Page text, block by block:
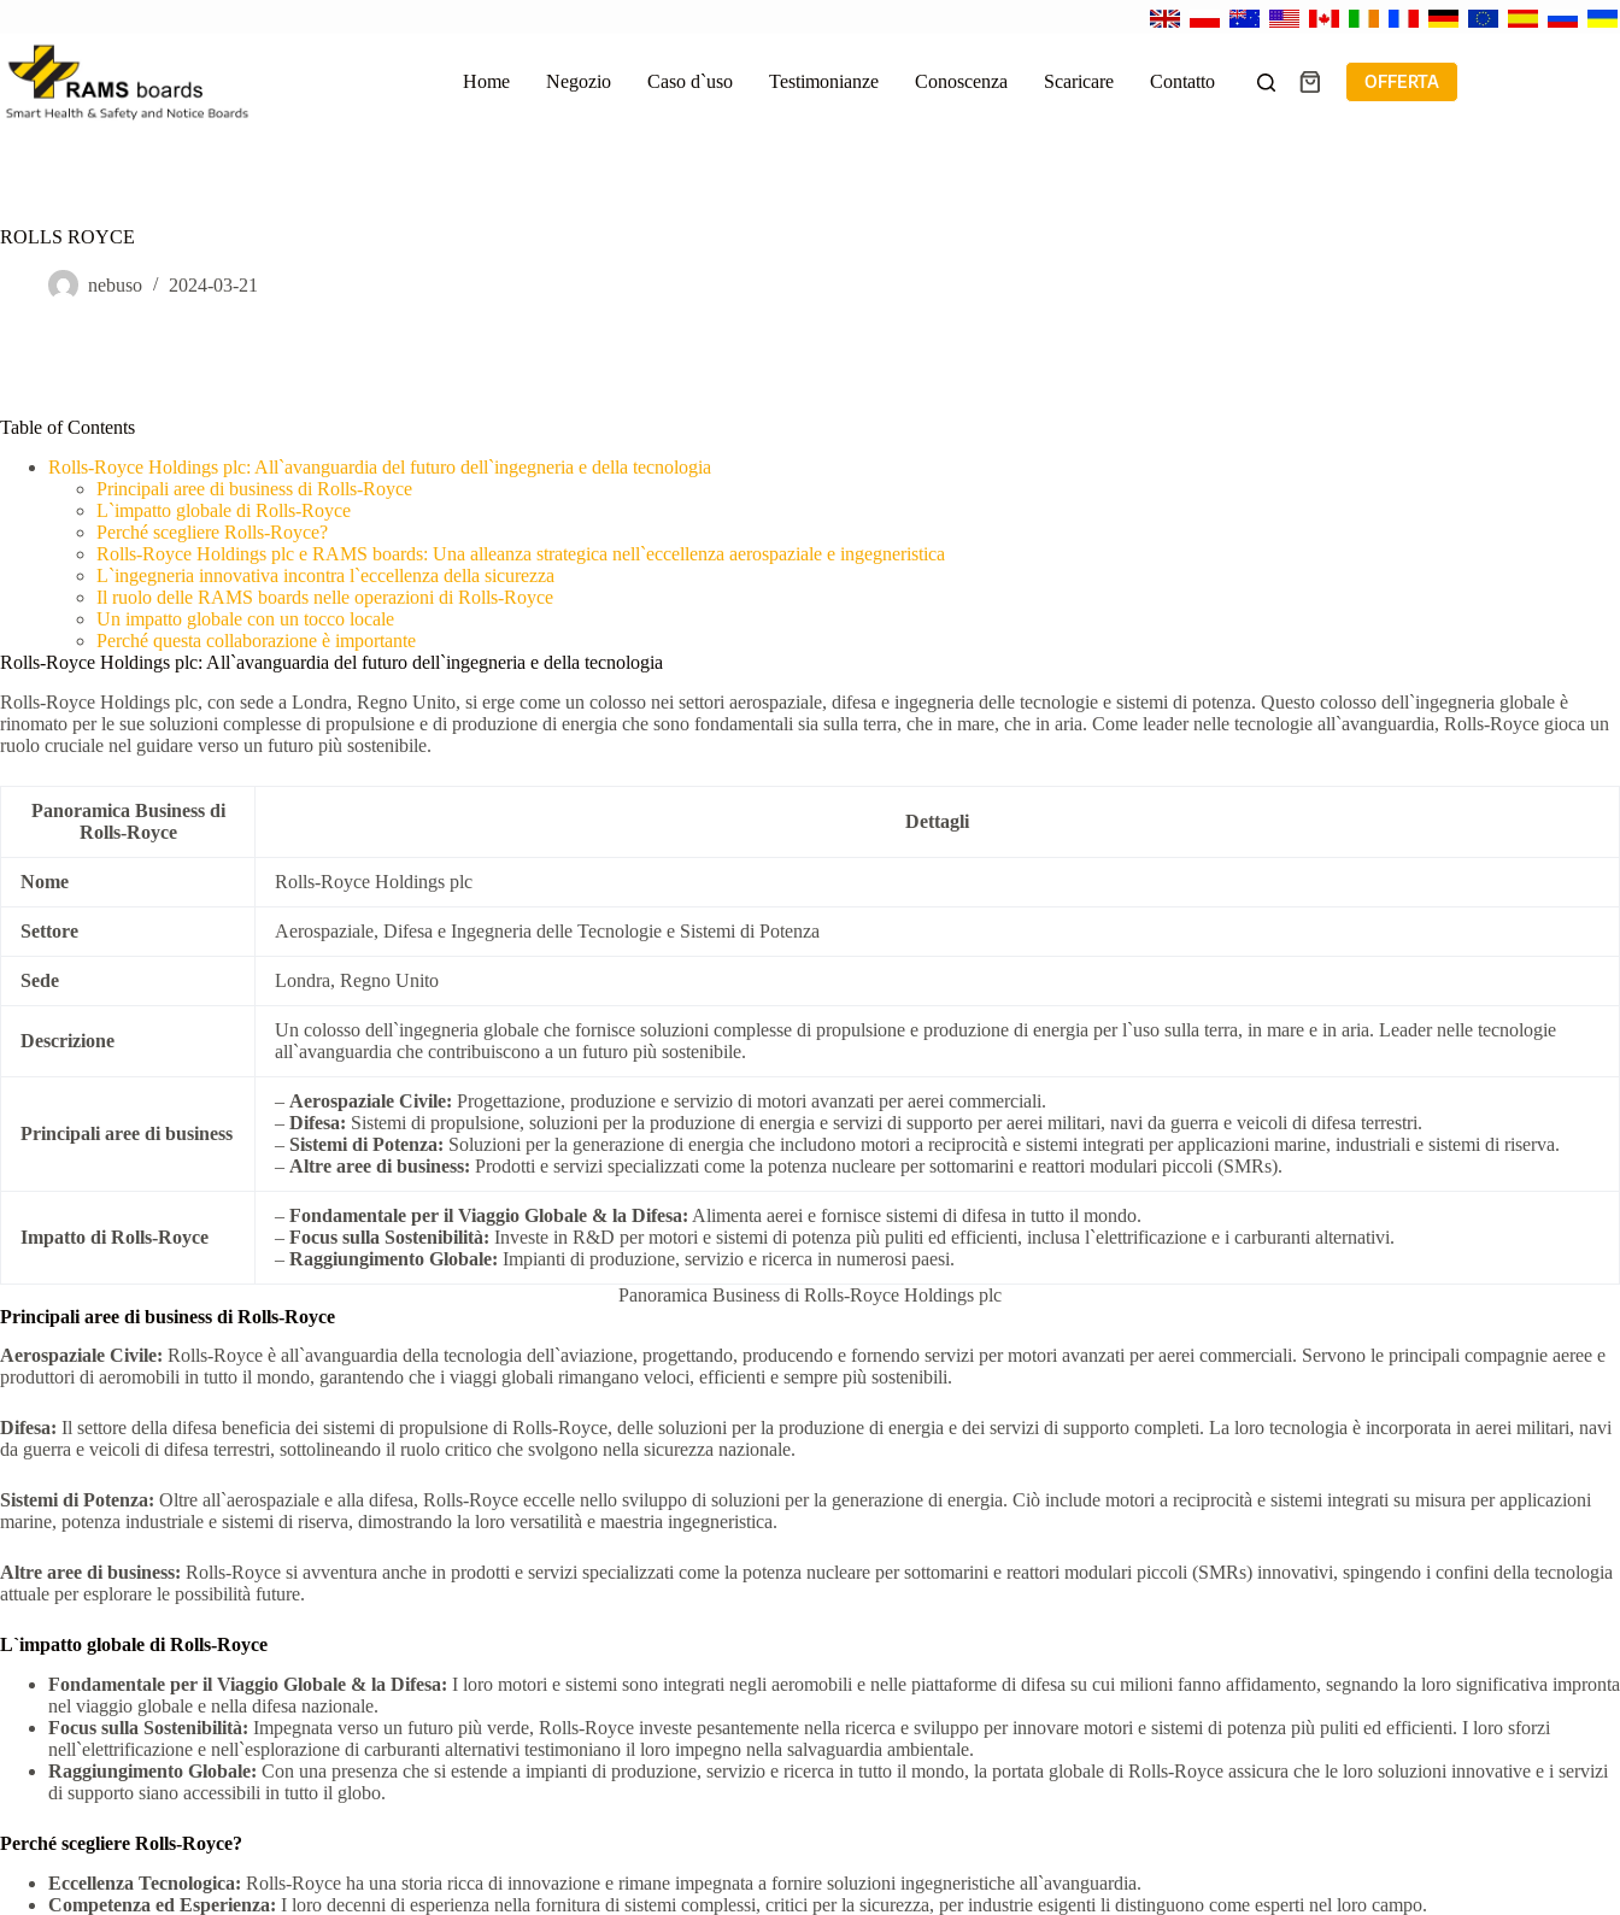
contenuto
Home
Negozio Caso d`uso Testimonianze Conoscenza Scaricare Contatto Carrello OFFERTA
ROLLS ROYCE
nebuso 2024-03-21
Table of Contents
Rolls-Royce Holdings plc: All`avanguardia del futuro dell`ingegneria e della tecnologia
Principali aree di business di Rolls-Royce
L`impatto globale di Rolls-Royce
Perché scegliere Rolls-Royce?
Rolls-Royce Holdings plc e RAMS boards: Una alleanza strategica nell`eccellenza aerospaziale e ingegneristica
L`ingegneria innovativa incontra l`eccellenza della sicurezza
Il ruolo delle RAMS boards nelle operazioni di Rolls-Royce
Un impatto globale con un tocco locale
Perché questa collaborazione è importante
Rolls-Royce Holdings plc: All`avanguardia del futuro dell`ingegneria e della tecnologia
Rolls-Royce Holdings plc, con sede a Londra, Regno Unito, si erge come un colosso nei settori aerospaziale, difesa e ingegneria delle tecnologie e sistemi di potenza. Questo colosso dell`ingegneria globale è
rinomato per le sue soluzioni complesse di propulsione e di produzione di energia che sono fondamentali sia sulla terra, che in mare, che in aria. Come leader nelle tecnologie all`avanguardia, Rolls-Royce gioca un
ruolo cruciale nel guidare verso un futuro più sostenibile.
Panoramica Business di
Rolls-Royce
Dettagli
Nome Rolls-Royce Holdings plc
Settore Aerospaziale, Difesa e Ingegneria delle Tecnologie e Sistemi di Potenza
Sede Londra, Regno Unito
Descrizione
Un colosso dell`ingegneria globale che fornisce soluzioni complesse di propulsione e produzione di energia per l`uso sulla terra, in mare e in aria. Leader nelle tecnologie
all`avanguardia che contribuiscono a un futuro più sostenibile.
Principali aree di business
– Aerospaziale Civile: Progettazione, produzione e servizio di motori avanzati per aerei commerciali.
– Difesa: Sistemi di propulsione, soluzioni per la produzione di energia e servizi di supporto per aerei militari, navi da guerra e veicoli di difesa terrestri.
– Sistemi di Potenza: Soluzioni per la generazione di energia che includono motori a reciprocità e sistemi integrati per applicazioni marine, industriali e sistemi di riserva.
– Altre aree di business: Prodotti e servizi specializzati come la potenza nucleare per sottomarini e reattori modulari piccoli (SMRs).
Impatto di Rolls-Royce
– Fondamentale per il Viaggio Globale & la Difesa: Alimenta aerei e fornisce sistemi di difesa in tutto il mondo.
– Focus sulla Sostenibilità: Investe in R&D per motori e sistemi di potenza più puliti ed efficienti, inclusa l`elettrificazione e i carburanti alternativi.
– Raggiungimento Globale: Impianti di produzione, servizio e ricerca in numerosi paesi.
Panoramica Business di Rolls-Royce Holdings plc
Principali aree di business di Rolls-Royce
Aerospaziale Civile: Rolls-Royce è all`avanguardia della tecnologia dell`aviazione, progettando, producendo e fornendo servizi per motori avanzati per aerei commerciali. Servono le principali compagnie aeree e
produttori di aeromobili in tutto il mondo, garantendo che i viaggi globali rimangano veloci, efficienti e sempre più sostenibili.
Difesa: Il settore della difesa beneficia dei sistemi di propulsione di Rolls-Royce, delle soluzioni per la produzione di energia e dei servizi di supporto completi. La loro tecnologia è incorporata in aerei militari, navi
da guerra e veicoli di difesa terrestri, sottolineando il ruolo critico che svolgono nella sicurezza nazionale.
Sistemi di Potenza: Oltre all`aerospaziale e alla difesa, Rolls-Royce eccelle nello sviluppo di soluzioni per la generazione di energia. Ciò include motori a reciprocità e sistemi integrati su misura per applicazioni
marine, potenza industriale e sistemi di riserva, dimostrando la loro versatilità e maestria ingegneristica.
Altre aree di business: Rolls-Royce si avventura anche in prodotti e servizi specializzati come la potenza nucleare per sottomarini e reattori modulari piccoli (SMRs) innovativi, spingendo i confini della tecnologia
attuale per esplorare le possibilità future.
L`impatto globale di Rolls-Royce
Fondamentale per il Viaggio Globale & la Difesa: I loro motori e sistemi sono integrati negli aeromobili e nelle piattaforme di difesa su cui milioni fanno affidamento, segnando la loro significativa impronta
nel viaggio globale e nella difesa nazionale.
Focus sulla Sostenibilità: Impegnata verso un futuro più verde, Rolls-Royce investe pesantemente nella ricerca e sviluppo per innovare motori e sistemi di potenza più puliti ed efficienti. I loro sforzi
nell`elettrificazione e nell`esplorazione di carburanti alternativi testimoniano il loro impegno nella salvaguardia ambientale.
Raggiungimento Globale: Con una presenza che si estende a impianti di produzione, servizio e ricerca in tutto il mondo, la portata globale di Rolls-Royce assicura che le loro soluzioni innovative e i servizi
di supporto siano accessibili in tutto il globo.
Perché scegliere Rolls-Royce?
Eccellenza Tecnologica: Rolls-Royce ha una storia ricca di innovazione e rimane impegnata a fornire soluzioni ingegneristiche all`avanguardia.
Competenza ed Esperienza: I loro decenni di esperienza nella fornitura di sistemi complessi, critici per la sicurezza, per industrie esigenti li distinguono come esperti nel loro campo.